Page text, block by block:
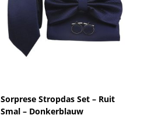
Sorprese Stropdas Set – Ruit
Smal – Donkerblauw